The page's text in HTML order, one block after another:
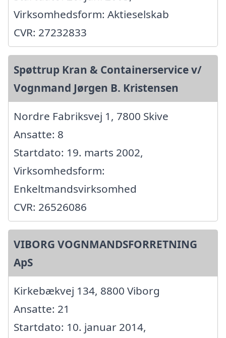
Virksomhedsform: Aktieselskab
CVR: 27232833
Spøttrup Kran & Containerservice v/
Vognmand Jørgen B. Kristensen
Nordre Fabriksvej 1, 7800 Skive
Ansatte: 8
Startdato: 19. marts 2002,
Virksomhedsform:
Enkeltmandsvirksomhed
CVR: 26526086
VIBORG VOGNMANDSFORRETNING
ApS
Kirkebækvej 134, 8800 Viborg
Ansatte: 21
Startdato: 10. januar 2014,